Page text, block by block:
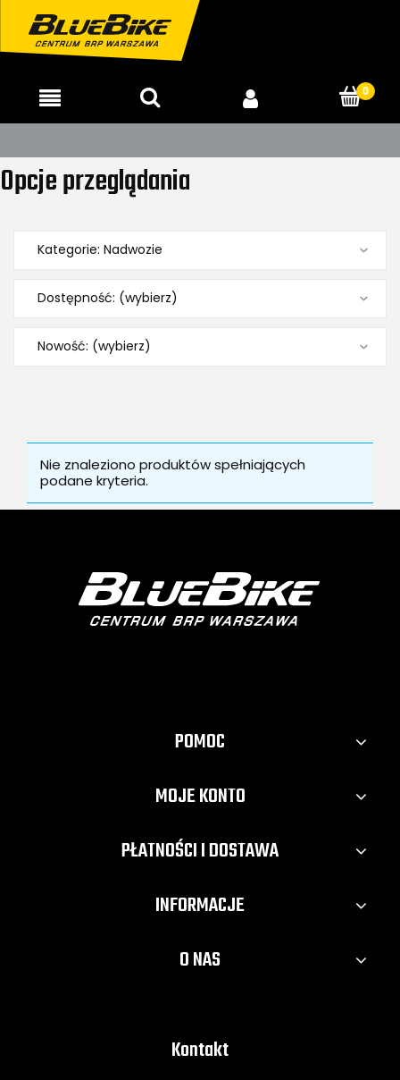
Opcje przeglądania
Kategorie: Nadwozie
Dostępność: (wybierz)
Nowość: (wybierz)
Nie znaleziono produktów spełniających
podane kryteria.
POMOC
MOJE KONTO
PŁATNOŚCI I DOSTAWA
INFORMACJE
O NAS
Kontakt